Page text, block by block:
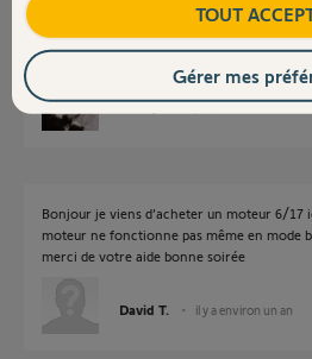
Bonne soirée à vous
Charly il y a plus d'un an
Bonjour je viens d’acheter un moteur 6/17
moteur ne fonctionne pas même en mode
merci de votre aide bonne soirée
David T. il y a environ un an
TOUT
Gérer mes